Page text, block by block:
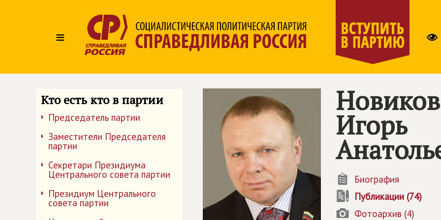
≡
Кто есть кто в партии
Председатель партии
Заместители Председателя
партии
Секретари Президиума
Центрального совета партии
Президиум Центрального
совета партии
Новиков
Игорь
Биография
Публикации (74)
Фотоархив (4)